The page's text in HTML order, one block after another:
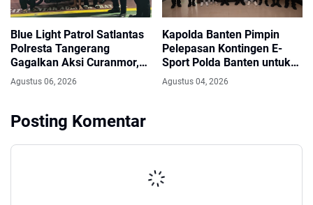
Blue Light Patrol Satlantas
Polresta Tangerang
Gagalkan Aksi Curanmor,
Dua Pria Diamankan
Agustus 06, 2026
Kapolda Banten Pimpin
Pelepasan Kontingen E-
Sport Polda Banten untuk
Kapolri Cup 2026
Agustus 04, 2026
Posting Komentar